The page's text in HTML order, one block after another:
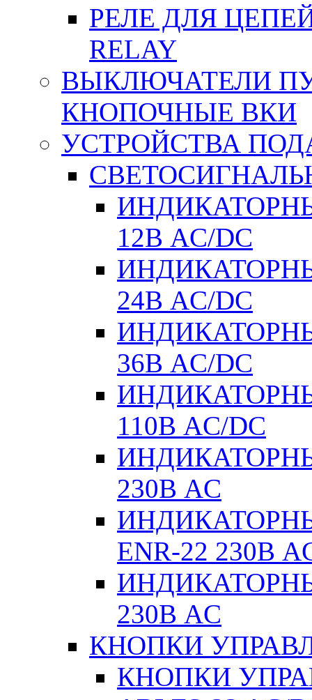
РЕЛЕ ДЛЯ
RELAY
ВЫКЛЮЧАТЕЛИ
КНОПОЧНЫЕ ВКИ
УСТРОЙСТВА
12В AC/DC
24В AC/DC
36В AC/DC
110В AC/DC
230В AC
ENR-22 230В
230В AC
КНОПКИ
КНОПКИ